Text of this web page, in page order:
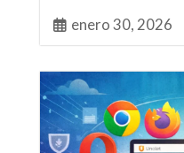
enero 30, 2026